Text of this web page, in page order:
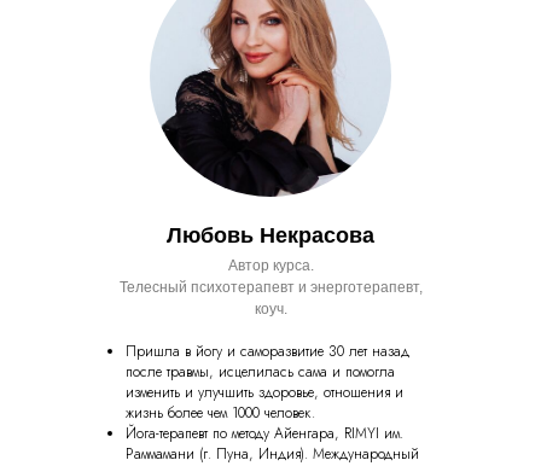
Любовь Некрасова
Автор курса.
Телесный психотерапевт и энерготерапевт,
коуч.
Пришла в йогу и саморазвитие 30 лет назад
после травмы, исцелилась сама и помогла
изменить и улучшить здоровье, отношения и
жизнь более чем 1000 человек.
Йога-терапевт по методу Айенгара, RIMYI им.
Раммамани (г. Пуна, Индия). Международный